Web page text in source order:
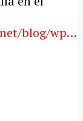
blog/wp…